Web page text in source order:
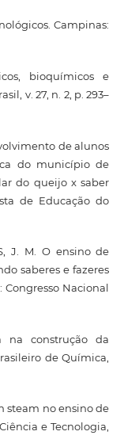
Campinas:
bioquímicos e
v. 27, n. 2, p. 293–
de alunos
do município de
do queijo x saber
de Educação do
J. M. O ensino de
saberes e fazeres
Nacional
na construção da
de Química,
steam no ensino de
e Tecnologia,